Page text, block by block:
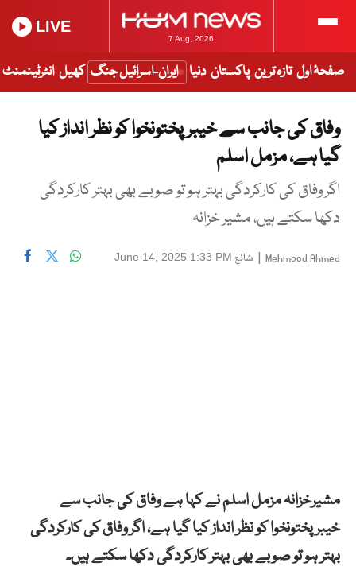
7 Aug, 2026
LIVE
صفحۂ اول تازہ ترین پاکستان دنیا ایران-اسرائیل جنگ کھیل انٹرٹینمنٹ
وفاق کی جانب سے خیبرپختونخوا کو نظر انداز کیا
گیا ہے، مزمل اسلم
اگر وفاق کی کارکردگی بہتر ہو تو صوبے بھی بہتر کارکردگی
دکھا سکتے ہیں، مشیر خزانہ
Mehmood Ahmed
| شائع June 14, 2025 1:33 PM
مشیرخزانہ مزمل اسلم نے کہا ہے وفاق کی جانب سے
خیبرپختونخوا کو نظر انداز کیا گیا ہے، اگر وفاق کی کارکردگی
بہتر ہو تو صوبے بھی بہتر کارکردگی دکھا سکتے ہیں۔